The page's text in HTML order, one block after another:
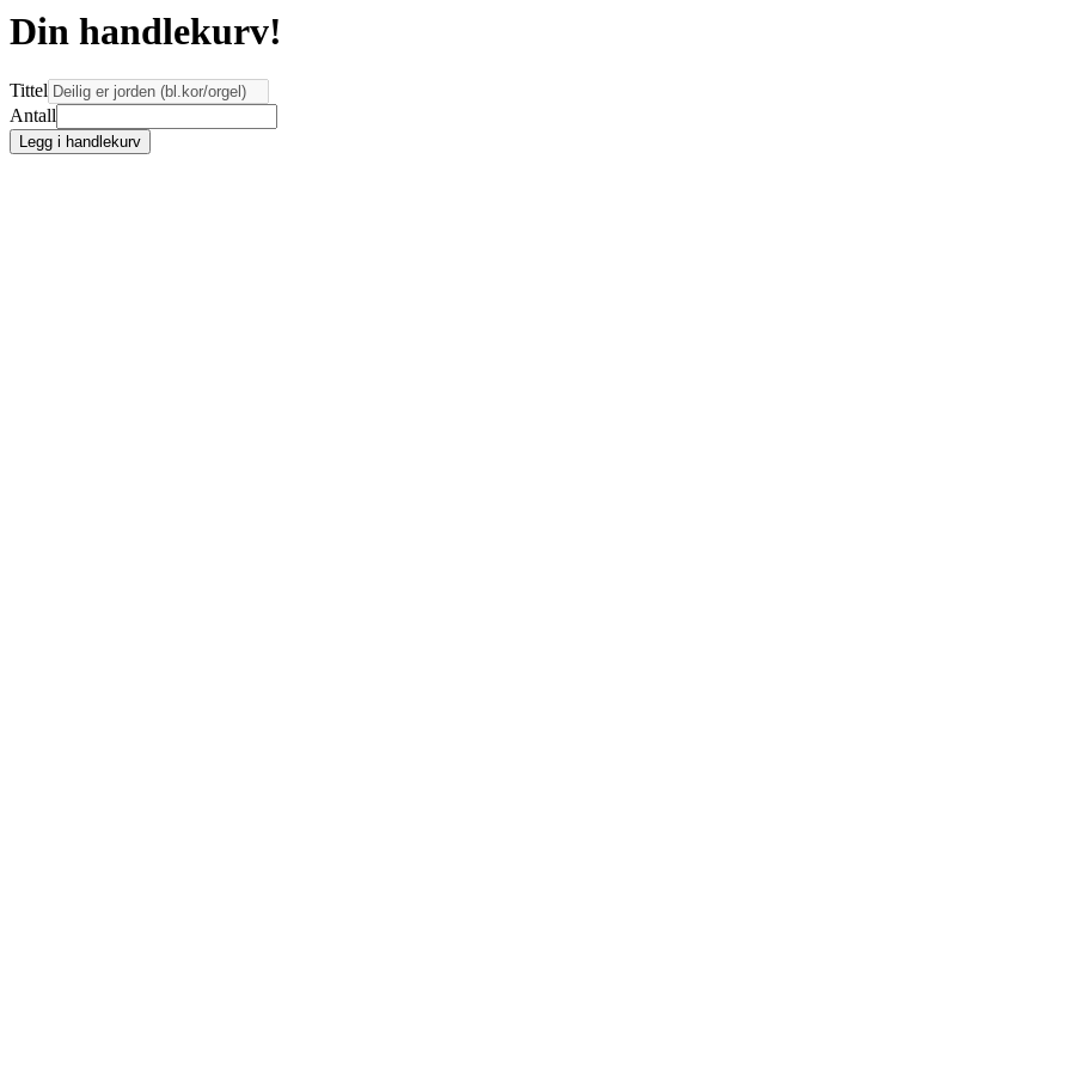
Din handlekurv!
Tittel
Antall